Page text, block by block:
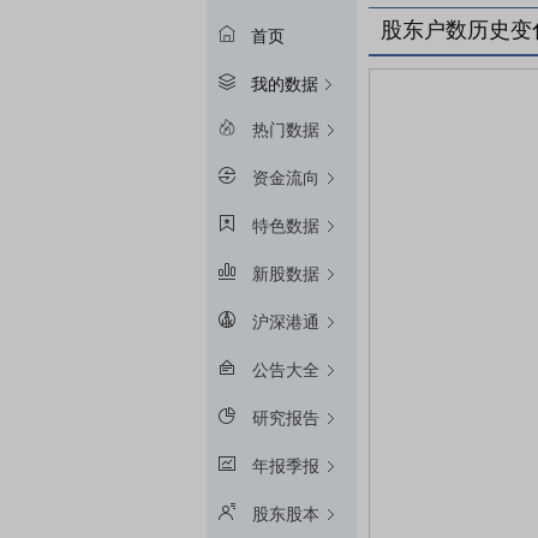
首页
我的数据
热门数据
资金流向
特色数据
新股数据
沪深港通
公告大全
研究报告
年报季报
股东股本
股东户数历史